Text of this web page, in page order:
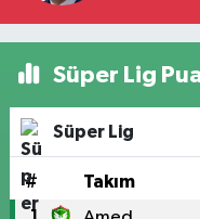
Süper Lig
Süper Lig
# Takım